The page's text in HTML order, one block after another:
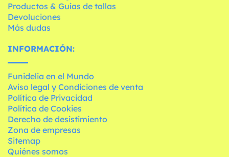
Productos & Guías de tallas
Devoluciones
Más dudas
INFORMACIÓN:
Funidelia en el Mundo
Aviso legal y Condiciones de venta
Política de Privacidad
Política de Cookies
Derecho de desistimiento
Zona de empresas
Sitemap
Quiénes somos